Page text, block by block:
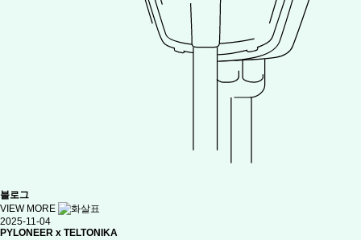
블로그
VIEW MORE
2025-11-04
PYLONEER x TELTONIKA